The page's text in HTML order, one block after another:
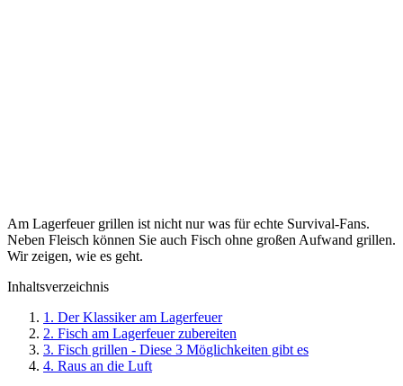
Am Lagerfeuer grillen ist nicht nur was für echte Survival-Fans.
Neben Fleisch können Sie auch Fisch ohne großen Aufwand grillen.
Wir zeigen, wie es geht.
Inhaltsverzeichnis
1. Der Klassiker am Lagerfeuer
2. Fisch am Lagerfeuer zubereiten
3. Fisch grillen - Diese 3 Möglichkeiten gibt es
4. Raus an die Luft